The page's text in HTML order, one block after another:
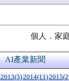
個人．家
AI產業新聞
2013(3)2014(11)